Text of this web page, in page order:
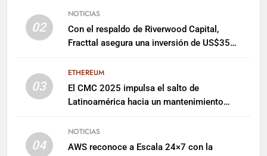
02
NOTICIAS
Con el respaldo de Riverwood Capital,
Fracttal asegura una inversión de US$35
03
ETHEREUM
El CMC 2025 impulsa el salto de
Latinoamérica hacia un mantenimiento
04
NOTICIAS
AWS reconoce a Escala 24×7 con la